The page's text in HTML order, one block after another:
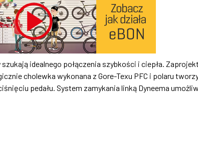
idealnego połączenia szybkości i ciepła.
cholewka wykonana z Gore-Texu PFC i polaru
pedału. System zamykania linką Dyneema